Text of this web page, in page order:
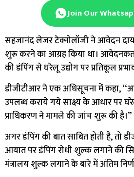
Join Our
सहजानंद लेजर टेक्नोलॉजी ने आवेदन
शुरू करने का आग्रह किया था।
की डंपिंग से घरेलू उद्योग पर प्रतिकूल
डीजीटीआर ने एक अधिसूचना में कहा,
उपलब्ध कराये गये साक्ष्य के आधार पर
प्राधिकरण ने मामले की जांच शुरू की है।’’
अगर डंपिंग की बात साबित होती है, तो
आयात पर डंपिंग रोधी शुल्क लगाने की
मंत्रालय शुल्क लगाने के बारे में अंतिम